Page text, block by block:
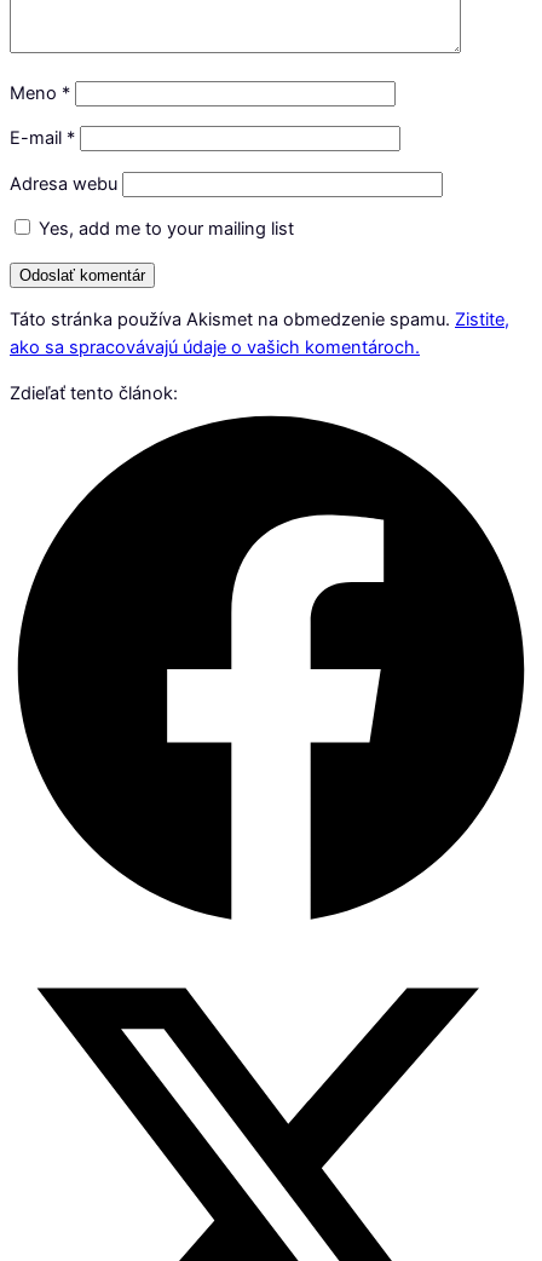
Meno *
E-mail *
Adresa webu
Yes, add me to your mailing list
Táto stránka používa Akismet na obmedzenie spamu. Zistite,
ako sa spracovávajú údaje o vašich komentároch.
Zdieľať tento článok: